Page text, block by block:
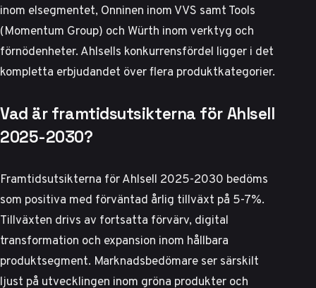
inom elsegmentet, Onninen inom VVS samt Tools
(Momentum Group) och Würth inom verktyg och
förnödenheter. Ahlsells konkurrensfördel ligger i det
kompletta erbjudandet över flera produktkategorier.
Vad är framtidsutsikterna för Ahlsell
2025-2030?
Framtidsutsikterna för Ahlsell 2025-2030 bedöms
som positiva med förväntad årlig tillväxt på 5-7%.
Tillväxten drivs av fortsatta förvärv, digital
transformation och expansion inom hållbara
produktsegment. Marknadsbedömare sersärskilt
ljust på utvecklingen inom gröna produkter och